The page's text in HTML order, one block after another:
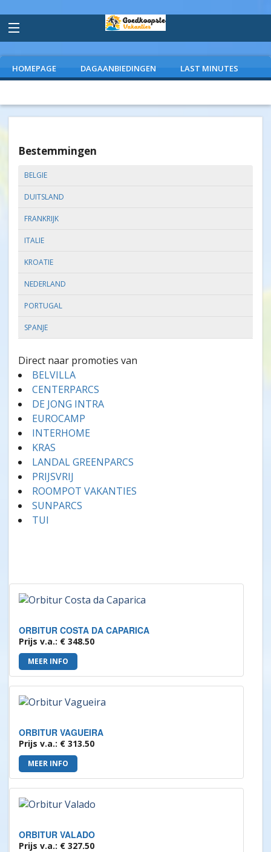
HOMEPAGE DAGAANBIEDINGEN LAST MINUTES
Bestemmingen
BELGIE
DUITSLAND
FRANKRIJK
ITALIE
KROATIE
NEDERLAND
PORTUGAL
SPANJE
Direct naar promoties van
BELVILLA
CENTERPARCS
DE JONG INTRA
EUROCAMP
INTERHOME
KRAS
LANDAL GREENPARCS
PRIJSVRIJ
ROOMPOT VAKANTIES
SUNPARCS
TUI
ORBITUR COSTA DA CAPARICA
Prijs v.a.: € 348.50
MEER INFO
ORBITUR VAGUEIRA
Prijs v.a.: € 313.50
MEER INFO
ORBITUR VALADO
Prijs v.a.: € 327.50